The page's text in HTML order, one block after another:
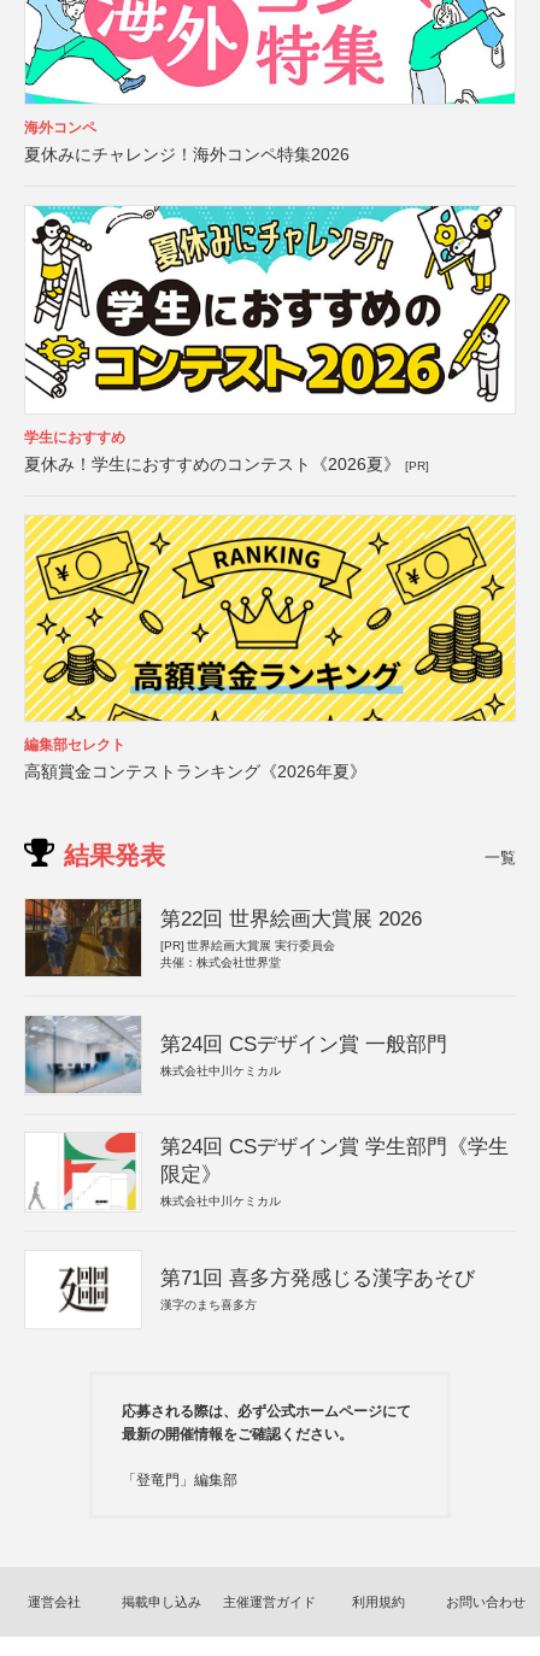
海外コンペ
夏休みにチャレンジ！海外コンペ特集2026
学生におすすめ
夏休み！学生におすすめのコンテスト《2026夏》 [PR]
編集部セレクト
高額賞金コンテストランキング《2026年夏》
結果発表 一覧
第22回 世界絵画大賞展 2026
[PR] 世界絵画大賞展 実行委員会
共催：株式会社世界堂
第24回 CSデザイン賞 一般部門
株式会社中川ケミカル
第24回 CSデザイン賞 学生部門《学生
限定》
株式会社中川ケミカル
第71回 喜多方発感じる漢字あそび
漢字のまち喜多方
応募される際は、必ず公式ホームページにて
最新の開催情報をご確認ください。
「登竜門」編集部
運営会社 掲載申し込み 主催運営ガイド 利用規約 お問い合わせ